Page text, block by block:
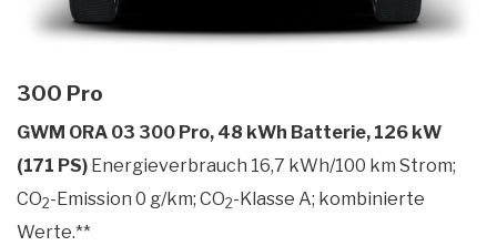
300 Pro
GWM ORA 03 300 Pro, 48 kWh Batterie, 126 kW
(171 PS) Energieverbrauch 16,7 kWh/100 km Strom;
CO2-Emission 0 g/km; CO2-Klasse A; kombinierte
Werte.**